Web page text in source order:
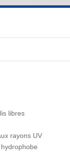
libres
rayons UV